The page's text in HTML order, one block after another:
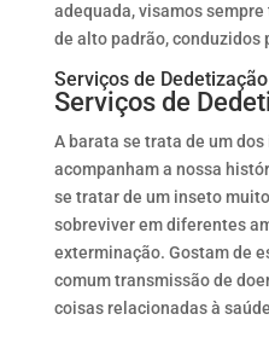
adequada, visamos
de alto padrão, conduzidos
Serviços de Dedetização
Serviços de
A barata se trata de um
acompanham a nossa
se tratar de um inseto
sobreviver em diferentes
exterminação. Gostam de
comum transmissão de
coisas relacionadas à